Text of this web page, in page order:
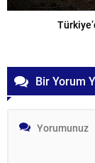
Bir Yorum